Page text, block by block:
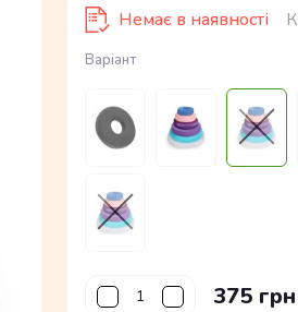
Немає в наявності
Варіант
375 грн